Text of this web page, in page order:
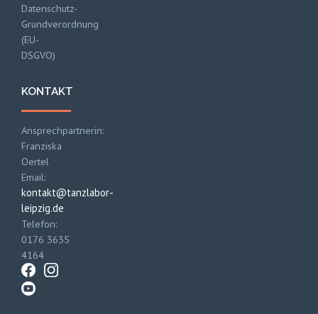
Datenschutz-
Grundverordnung
(EU-
DSGVO)
KONTAKT
Ansprechpartnerin:
Franziska
Oertel
Email:
kontakt@tanzlabor-
leipzig.de
Telefon:
0176 3635
4164